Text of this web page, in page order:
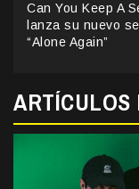
Reading
Can You Keep A
lanza su nuevo
“Alone Again”
ARTÍCULOS